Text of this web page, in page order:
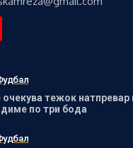
очекува тежок натпревар
по три бода